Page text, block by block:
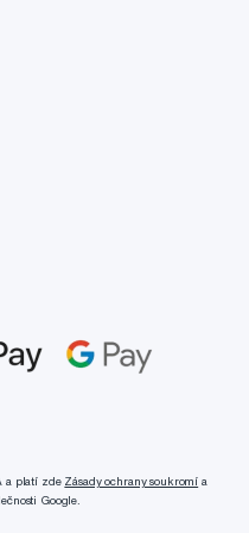
a platí zde Zásady ochrany soukromí a
Google.